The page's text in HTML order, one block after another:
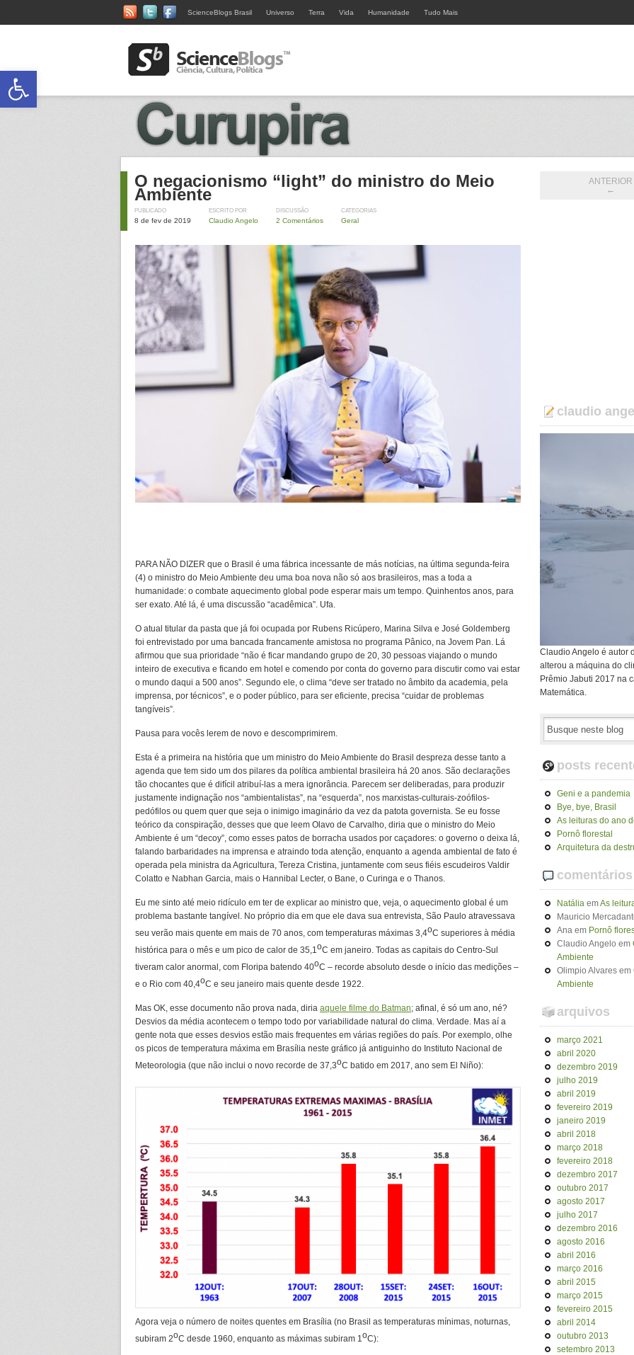
ScienceBlogs Brasil Universo Terra Vida Humanidade Tudo Mais
O negacionismo “light” do ministro do Meio
Ambiente
PUBLICADO
8 de fev de 2019
ESCRITO POR
Claudio Angelo
DISCUSSÃO
2 Comentários
CATEGORIAS
Geral
PARA NÃO DIZER que o Brasil é uma fábrica incessante de más notícias, na última segunda-feira
(4) o ministro do Meio Ambiente deu uma boa nova não só aos brasileiros, mas a toda a
humanidade: o combate aquecimento global pode esperar mais um tempo. Quinhentos anos, para
ser exato. Até lá, é uma discussão “acadêmica”. Ufa.
O atual titular da pasta que já foi ocupada por Rubens Ricúpero, Marina Silva e José Goldemberg
foi entrevistado por uma bancada francamente amistosa no programa Pânico, na Jovem Pan. Lá
afirmou que sua prioridade “não é ficar mandando grupo de 20, 30 pessoas viajando o mundo
inteiro de executiva e ficando em hotel e comendo por conta do governo para discutir como vai estar
o mundo daqui a 500 anos”. Segundo ele, o clima “deve ser tratado no âmbito da academia, pela
imprensa, por técnicos”, e o poder público, para ser eficiente, precisa “cuidar de problemas
tangíveis”.
Pausa para vocês lerem de novo e descomprimirem.
Esta é a primeira na história que um ministro do Meio Ambiente do Brasil despreza desse tanto a
agenda que tem sido um dos pilares da política ambiental brasileira há 20 anos. São declarações
tão chocantes que é difícil atribuí-las a mera ignorância. Parecem ser deliberadas, para produzir
justamente indignação nos “ambientalistas”, na “esquerda”, nos marxistas-culturais-zoófilos-
pedófilos ou quem quer que seja o inimigo imaginário da vez da patota governista. Se eu fosse
teórico da conspiração, desses que que leem Olavo de Carvalho, diria que o ministro do Meio
Ambiente é um “decoy”, como esses patos de borracha usados por caçadores: o governo o deixa lá,
falando barbaridades na imprensa e atraindo toda atenção, enquanto a agenda ambiental de fato é
operada pela ministra da Agricultura, Tereza Cristina, juntamente com seus fiéis escudeiros Valdir
Colatto e Nabhan Garcia, mais o Hannibal Lecter, o Bane, o Curinga e o Thanos.
Eu me sinto até meio ridículo em ter de explicar ao ministro que, veja, o aquecimento global é um
problema bastante tangível. No próprio dia em que ele dava sua entrevista, São Paulo atravessava
seu verão mais quente em mais de 70 anos, com temperaturas máximas 3,4oC superiores à média
histórica para o mês e um pico de calor de 35,1oC em janeiro. Todas as capitais do Centro-Sul
tiveram calor anormal, com Floripa batendo 40oC – recorde absoluto desde o início das medições –
e o Rio com 40,4oC e seu janeiro mais quente desde 1922.
Mas OK, esse documento não prova nada, diria aquele filme do Batman; afinal, é só um ano, né?
Desvios da média acontecem o tempo todo por variabilidade natural do clima. Verdade. Mas aí a
gente nota que esses desvios estão mais frequentes em várias regiões do país. Por exemplo, olhe
os picos de temperatura máxima em Brasília neste gráfico já antiguinho do Instituto Nacional de
Meteorologia (que não inclui o novo recorde de 37,3oC batido em 2017, ano sem El Niño):
Agora veja o número de noites quentes em Brasília (no Brasil as temperaturas mínimas, noturnas,
subiram 2oC desde 1960, enquanto as máximas subiram 1oC):
ANTERIOR
←
claudio
Claudio Angelo é autor
alterou a máquina do
Prêmio Jabuti 2017 na
Matemática.
posts
Geni e a pandemia
Bye, bye, Brasil
As leituras do ano
Pornô florestal
Arquitetura da
comentários
Natália emAs
Mauricio
Ana em Pornô
Claudio Angelo em
Ambiente
Olimpio Alvares em
Ambiente
arquivos
março 2021
abril 2020
dezembro 2019
julho 2019
abril 2019
fevereiro 2019
janeiro 2019
abril 2018
março 2018
fevereiro 2018
dezembro 2017
outubro 2017
agosto 2017
julho 2017
dezembro 2016
agosto 2016
abril 2016
março 2016
abril 2015
março 2015
fevereiro 2015
abril 2014
outubro 2013
setembro 2013
Abrir a barra de ferramentas